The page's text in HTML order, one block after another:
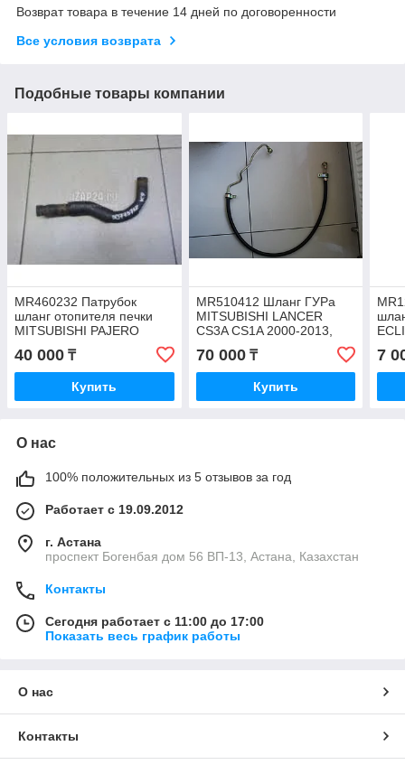
Возврат товара в течение 14 дней по договоренности
Все условия возврата
Подобные товары компании
MR460232 Патрубок
шланг отопителя печки
MITSUBISHI PAJERO
SPORT K96W, JAPAN
40 000 ₸
Купить
MR510412 Шланг ГУРа
MITSUBISHI LANCER
CS3A CS1A 2000-2013,
70 000₸
Купить
7
О нас
100% положительных из 5 отзывов за год
Работает с 19.09.2012
г. Астана
проспект Богенбая дом 56 ВП-13, Астана, Казахстан
Контакты
Сегодня работает с 11:00 до 17:00
Показать весь график работы
О нас
Контакты